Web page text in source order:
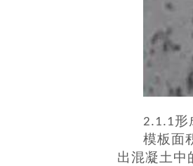
2.1.1形
模板面
出混凝土中